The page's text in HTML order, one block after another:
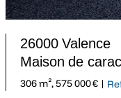
26000 Valence
Maison de
306 m², 575 000 € |